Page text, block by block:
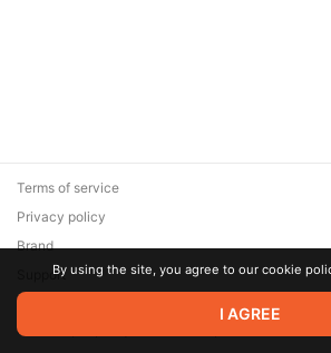
© 2026 Zaya Solutions Limited. All rights
are the property of their respective owners.
Terms of service
Privacy policy
Brand
SupportBy using the site, you agree to our cookie
I AGREE